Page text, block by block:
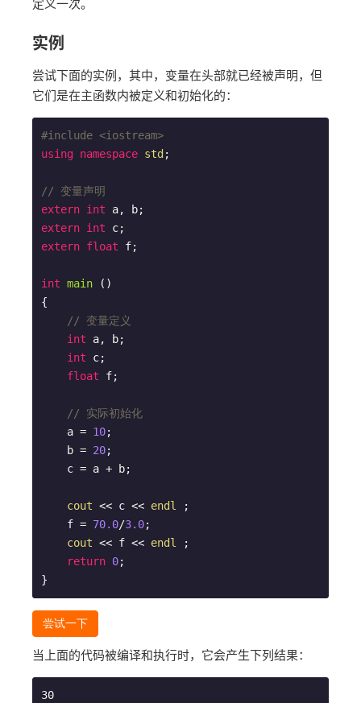
定义一次。
实例
尝试下面的实例，其中，变量在头部就已经被声明，但
它们是在主函数内被定义和初始化的：
#include <iostream>
using namespace std ;
// 变量声明
extern int
extern int
extern float f;
int main
()
{
// 变量定义
int a, b;
int c;
float f;
// 实际初始化
    a =
10;
    b =
20;
cout << c << endl
;
    f =
70.0/3.0;
cout << f << endl
;
return 0;
}
尝试一下
当上面的代码被编译和执行时，它会产生下列结果：
30